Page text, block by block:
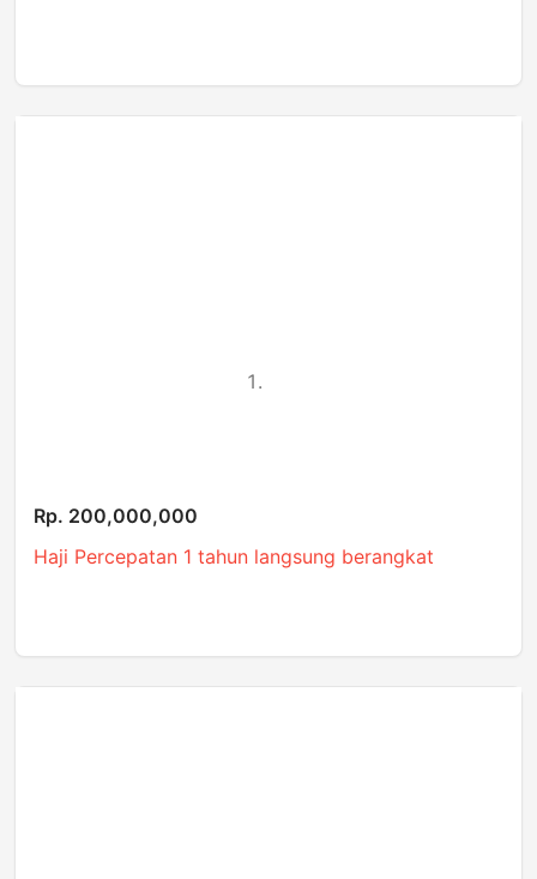
Rp. 200,000,000
Haji Percepatan 1 tahun langsung berangkat